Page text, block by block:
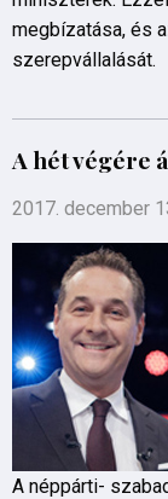
megbízatása, és
szerepvállalását.
A hét végére
2017. december
A néppárti-